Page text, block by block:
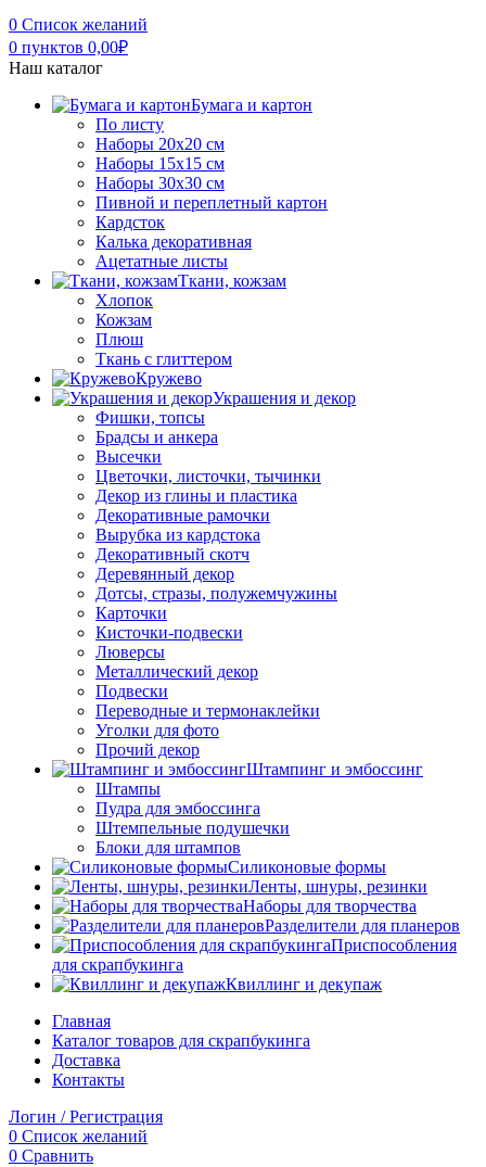
0 Список желаний
0 пунктов 0,00₽
Наш каталог
Бумага и картон
По листу
Наборы 20х20 см
Наборы 15х15 см
Наборы 30х30 см
Пивной и переплетный картон
Кардсток
Калька декоративная
Ацетатные листы
Ткани, кожзам
Хлопок
Кожзам
Плюш
Ткань с глиттером
Кружево
Украшения и декор
Фишки, топсы
Брадсы и анкера
Высечки
Цветочки, листочки, тычинки
Декор из глины и пластика
Декоративные рамочки
Вырубка из кардстока
Декоративный скотч
Деревянный декор
Дотсы, стразы, полужемчужины
Карточки
Кисточки-подвески
Люверсы
Металлический декор
Подвески
Переводные и термонаклейки
Уголки для фото
Прочий декор
Штампинг и эмбоссинг
Штампы
Пудра для эмбоссинга
Штемпельные подушечки
Блоки для штампов
Силиконовые формы
Ленты, шнуры, резинки
Наборы для творчества
Разделители для планеров
Приспособления
для скрапбукинга
Квиллинг и декупаж
Главная
Каталог товаров для скрапбукинга
Доставка
Контакты
Логин / Регистрация
0 Список желаний
0 Сравнить